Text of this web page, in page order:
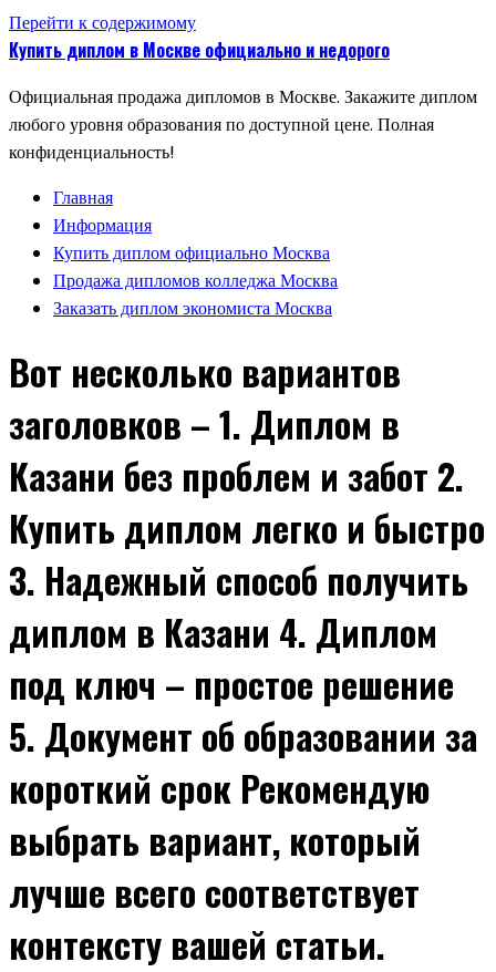
Перейти к содержимому
Купить диплом в Москве официально и недорого
Официальная продажа дипломов в Москве. Закажите диплом
любого уровня образования по доступной цене. Полная
конфиденциальность!
Главная
Информация
Купить диплом официально Москва
Продажа дипломов колледжа Москва
Заказать диплом экономиста Москва
Вот несколько вариантов
заголовков – 1. Диплом в
Казани без проблем и забот 2.
Купить диплом легко и быстро
3. Надежный способ получить
диплом в Казани 4. Диплом
под ключ – простое решение
5. Документ об образовании за
короткий срок Рекомендую
выбрать вариант, который
лучше всего соответствует
контексту вашей статьи.